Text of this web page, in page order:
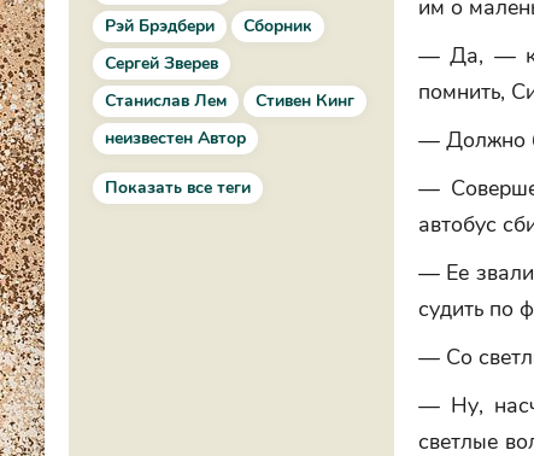
Рэй Брэдбери
Сборник
Сергей Зверев
Станислав Лем
Стивен Кинг
неизвестен Автор
Показать все теги
им о
— Да, —
помнить,
— Должно
—
автобус
— Ее
судить по
— Со
— Ну,
светлые